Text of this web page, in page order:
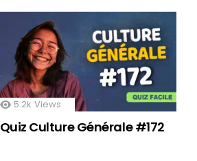
5.2k Views
Quiz Culture Générale #172